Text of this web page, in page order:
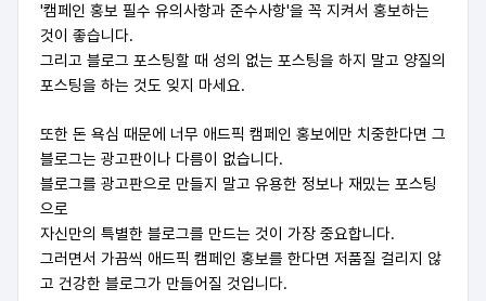
'캠페인 홍보 필수 유의사항과 준수사항'을 꼭 지켜서 홍보하는
것이 좋습니다.
그리고 블로그 포스팅할 때 성의 없는 포스팅을 하지 말고 양질의
포스팅을 하는 것도 잊지 마세요.
또한 돈 욕심 때문에 너무 애드픽 캠페인 홍보에만 치중한다면 그
블로그는 광고판이나 다름이 없습니다.
블로그를 광고판으로 만들지 말고 유용한 정보나 재밌는 포스팅
으로
자신만의 특별한 블로그를 만드는 것이 가장 중요합니다.
그러면서 가끔씩 애드픽 캠페인 홍보를 한다면 저품질 걸리지 않
고 건강한 블로그가 만들어질 것입니다.